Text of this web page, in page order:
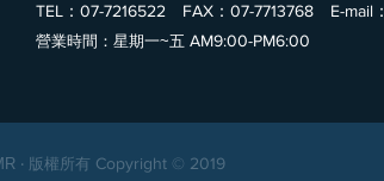
TEL：07-7216522 FAX：07-7713768 E-mail：
營業時間：星期一~五 AM9:00-PM6:00
‧ 版權所有 Copyright © 2019